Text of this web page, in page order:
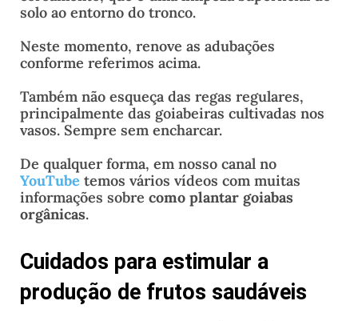
solo ao entorno do tronco.
Neste momento, renove as adubações
conforme referimos acima.
Também não esqueça das regas regulares,
principalmente das goiabeiras cultivadas nos
vasos. Sempre sem encharcar.
De qualquer forma, em nosso canal no
YouTube temos vários vídeos com muitas
informações sobre como plantar goiabas
orgânicas.
Cuidados para estimular a
produção de frutos saudáveis